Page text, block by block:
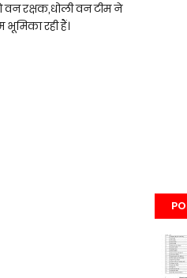
वन रक्षक,धोली वन टीम ने
भूमिका रही हैं।